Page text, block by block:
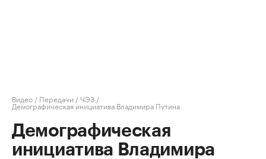
Видео / Передачи /ЧЭЗ /
Демографическая инициатива Владимира Путина
Демографическая
инициатива Владимира